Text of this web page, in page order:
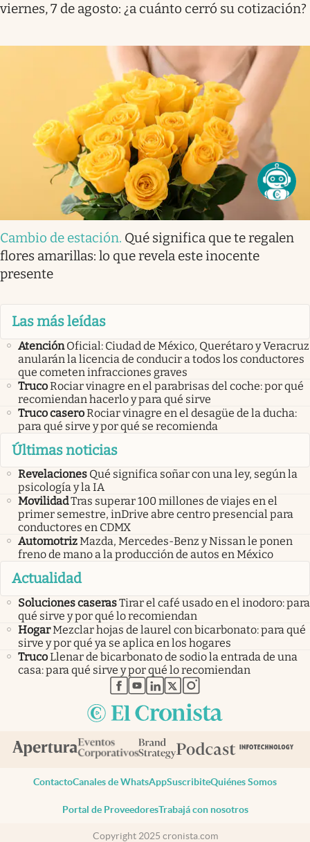
viernes, 7 de agosto: ¿a cuánto cerró su cotización?
Cambio de estación. Qué significa que te regalen
flores amarillas: lo que revela este inocente
presente
Las más leídas
Atención Oficial: Ciudad de México, Querétaro y Veracruz
anularán la licencia de conducir a todos los conductores
que cometen infracciones graves
TrucoRociar vinagre en el parabrisas del coche: por qué
recomiendan hacerlo y para qué sirve
Truco caseroRociar vinagre en el desagüe de la ducha:
para qué sirve y por qué se recomienda
Últimas noticias
Revelaciones Qué significa soñar con una ley, según la
psicología y la IA
MovilidadTras superar 100 millones de viajes en el
primer semestre, inDrive abre centro presencial para
conductores en CDMX
AutomotrizMazda, Mercedes-Benz y Nissan le ponen
freno de mano a la producción de autos en México
Actualidad
Soluciones caserasTirar el café usado en el inodoro: para
qué sirve y por qué lo recomiendan
HogarMezclar hojas de laurel con bicarbonato: para qué
sirve y por qué ya se aplica en los hogares
TrucoLlenar de bicarbonato de sodio la entrada de una
casa: para qué sirve y por qué lo recomiendan
abre en nueva pestaña
abre en nueva pestaña
abre en nueva pestaña
abre en nueva pestaña
abre en nueva pestaña
ContactoCanales de WhatsAppSuscribiteQuiénes Somos
Portal de ProveedoresTrabajá con nosotros
Copyright 2025 cronista.com